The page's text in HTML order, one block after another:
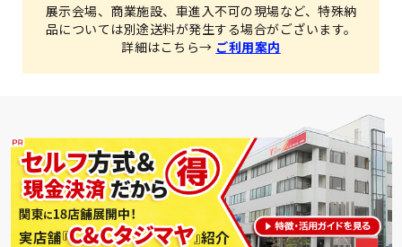
展示会場、商業施設、車進入不可の現場など、特殊納
品については別途送料が発生する場合がございます。
詳細はこちら→ ご利用案内